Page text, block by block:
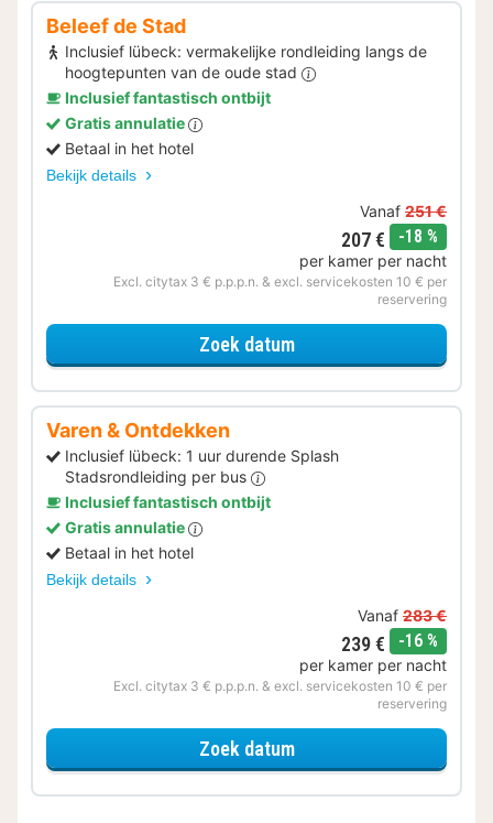
Beleef de Stad
Inclusief lübeck: vermakelijke rondleiding langs de
hoogtepunten van de oude stad
Inclusief fantastisch ontbijt
Gratis annulatie
Betaal in het hotel
Bekijk details
Vanaf 251 €
207 € -18 %
per kamer per nacht
Excl. citytax 3 € p.p.p.n. & excl. servicekosten 10 € per
reservering
Zoek datumvoor Beleef de Stad
Varen & Ontdekken
Inclusief lübeck: 1 uur durende Splash
Stadsrondleiding per bus
Inclusief fantastisch ontbijt
Gratis annulatie
Betaal in het hotel
Bekijk details
Vanaf 283 €
239 € -16 %
per kamer per nacht
Excl. citytax 3 € p.p.p.n. & excl. servicekosten 10 € per
reservering
Zoek datumvoor Varen & Ontdekken